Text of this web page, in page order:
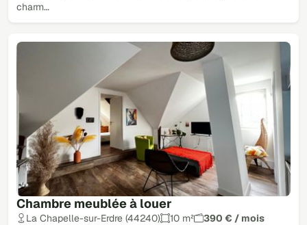
charm…
Chambre meublée à louer
La Chapelle-sur-Erdre (44240) 10 m²
390 € / mois